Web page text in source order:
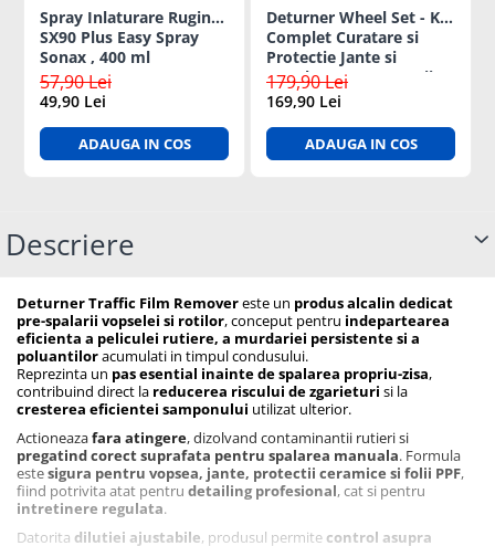
Spray Inlaturare Rugina,
SX90 Plus Easy Spray
Sonax , 400 ml
57,90 Lei
49,90 Lei
ADAUGA IN COS
Deturner Wheel Set - Kit
Complet Curatare si
Protectie Jante si
Anvelope cu Accesorii,
ideal Cadou
179,90 Lei
169,90 Lei
ADAUGA IN COS
Descriere
Deturner Traffic Film Removereste un produs alcalin dedicat
pre-spalarii vopselei si rotilor, conceput pentru indepartearea
eficienta a peliculei rutiere, a murdariei persistente si a
poluantiloracumulati in timpul condusului.
Reprezinta un pas esential inainte de spalarea propriu-zisa,
contribuind direct la reducerea riscului de zgarieturi si la
cresterea eficientei samponului utilizat ulterior.
Actioneazafara atingere, dizolvand contaminantii rutieri si
pregatind corect suprafata pentru spalarea manuala. Formula
estesigura pentru vopsea, jante, protectii ceramice si folii PPF,
fiind potrivita atat pentru detailing profesional, cat si pentru
intretinere regulata.
Datorita dilutiei ajustabile, produsul permite control asupra